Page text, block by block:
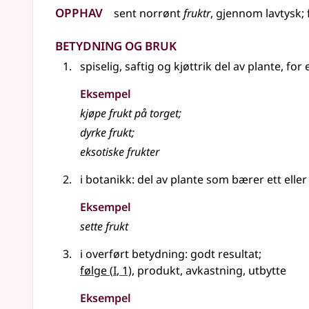
Opphav sent norrøntfruktr, gjennom lavtysk;
Betydning og bruk
spiselig, saftig og kjøttrik del av plante, for
Eksempel
kjøpefruktpå torget;
dyrkefrukt;
eksotiskefrukter
i botanikk: del av plante som bærer ett
Eksempel
settefrukt
i overført betydning: godt resultat;
følge(1
I, 1), produkt, avkastning, utbytte
Eksempel